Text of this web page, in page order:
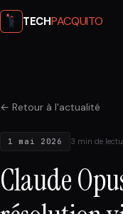
TECHPACQUITO
← Retour à l'actualité
1 mai 2026 3 min de
Claude